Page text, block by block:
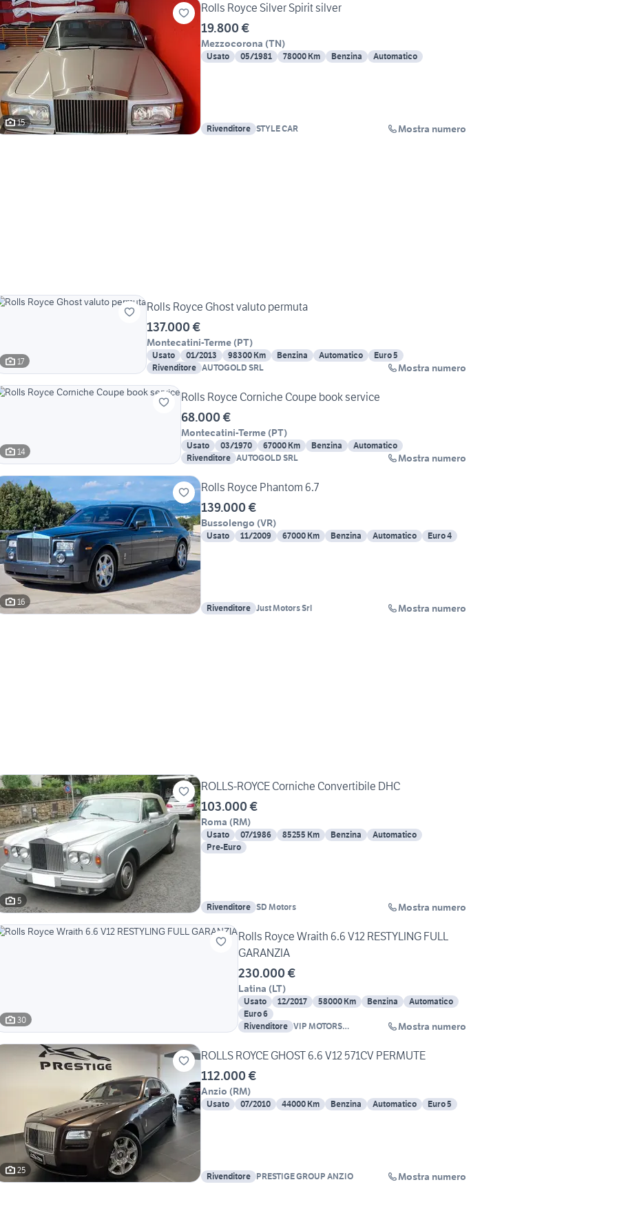
15
Rolls Royce Silver Spirit silver
19.800 €
Mezzocorona (TN)
Usato 05/1981 78000 Km Benzina Automatico
Rivenditore STYLE CAR Mostra numero
17
Rolls Royce Ghost valuto permuta
137.000 €
Montecatini-Terme (PT)
Usato 01/2013 98300 Km Benzina Automatico
Euro 5
Rivenditore AUTOGOLD SRL Mostra numero
14
Rolls Royce Corniche Coupe book service
68.000 €
Montecatini-Terme (PT)
Usato 03/1970 67000 Km Benzina
Automatico
Rivenditore AUTOGOLD SRL Mostra numero
16
Rolls Royce Phantom 6.7
139.000 €
Bussolengo (VR)
Usato 11/2009 67000 Km Benzina Automatico Euro 4
Rivenditore Just Motors Srl Mostra numero
5
ROLLS-ROYCE Corniche Convertibile DHC
103.000 €
Roma (RM)
Usato 07/1986 85255 Km Benzina
Automatico
Pre-Euro
Rivenditore SD Motors Mostra numero
30
Rolls Royce Wraith 6.6 V12 RESTYLING FULL
GARANZIA
230.000 €
Latina (LT)
Usato 12/2017 58000 Km Benzina
Automatico
Euro 6
Rivenditore VIP MOTORS
Mostra numero
25
ROLLS ROYCE GHOST 6.6 V12 571CV PERMUTE
112.000 €
Anzio (RM)
Usato 07/2010 44000 Km Benzina Automatico Euro 5
Rivenditore PRESTIGE GROUP ANZIO Mostra numero